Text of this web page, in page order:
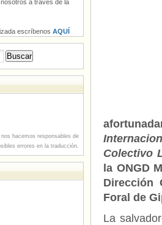
Colectivo
la ONGD
Dirección
Foral de
La
a través de la
escríbenos AQUÍ
nos hacemos responsables de
errores en la traducción.